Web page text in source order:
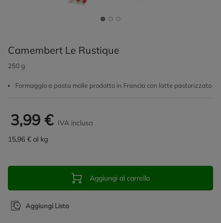
Camembert Le Rustique
250 g
Formaggio a pasta molle prodotto in Francia con latte pastorizzato
3,99 € IVA inclusa
15,96 € al kg
Aggiungi al carrello
Aggiungi Lista